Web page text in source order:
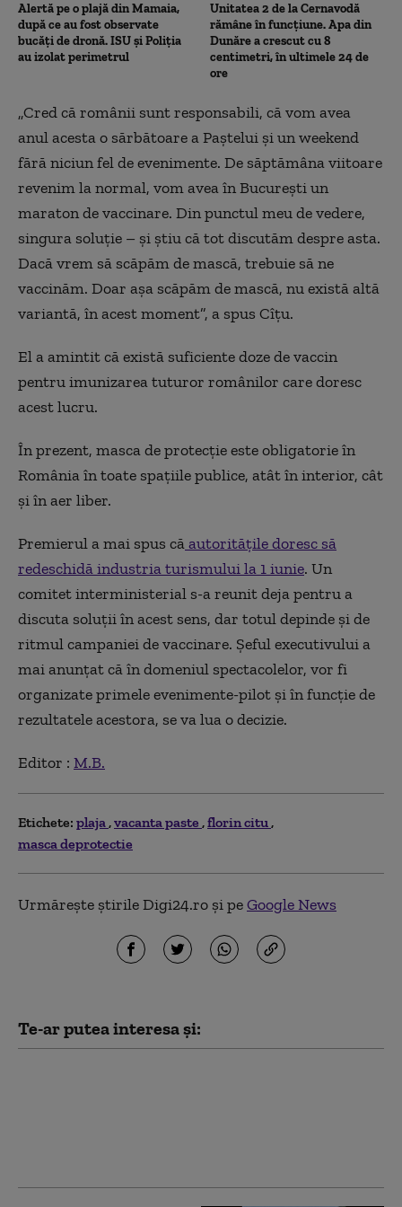
Alertă pe o plajă din Mamaia,
după ce au fost observate
bucăți de dronă. ISU și Poliția
au izolat perimetrul
Unitatea 2 de la Cernavodă
rămâne în funcțiune. Apa din
Dunăre a crescut cu 8
centimetri, în ultimele 24 de
ore
„Cred că românii sunt responsabili, că vom avea
anul acesta o sărbătoare a Paștelui și un weekend
fără niciun fel de evenimente. De săptămâna viitoare
revenim la normal, vom avea în București un
maraton de vaccinare. Din punctul meu de vedere,
singura soluție – și știu că tot discutăm despre asta.
Dacă vrem să scăpăm de mască, trebuie să ne
vaccinăm. Doar așa scăpăm de mască, nu există altă
variantă, în acest moment”, a spus Cîțu.
El a amintit că există suficiente doze de vaccin
pentru imunizarea tuturor românilor care doresc
acest lucru.
În prezent, masca de protecție este obligatorie în
România în toate spațiile publice, atât în interior, cât
și în aer liber.
Premierul a mai spus căautoritățile doresc să
redeschidă industria turismului la 1 iunie. Un
comitet interministerial s-a reunit deja pentru a
discuta soluții în acest sens, dar totul depinde și de
ritmul campaniei de vaccinare. Șeful executivului a
mai anunțat că în domeniul spectacolelor, vor fi
organizate primele evenimente-pilot și în funcție de
rezultatele acestora, se va lua o decizie.
Editor : M.B.
Etichete: plaja vacanta paste florin citu
masca deprotectie
Urmărește știrile Digi24.ro și peGoogle News
Te-ar putea interesa și: